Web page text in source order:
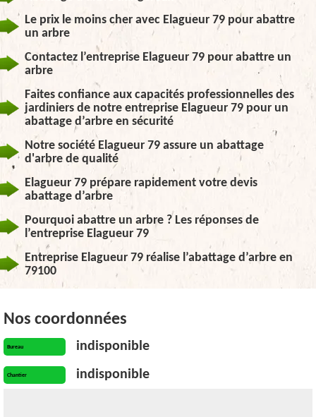
Le prix le moins cher avec Elagueur 79 pour abattre
un arbre
Contactez l’entreprise Elagueur 79 pour abattre un
arbre
Faites confiance aux capacités professionnelles des
jardiniers de notre entreprise Elagueur 79 pour un
abattage d’arbre en sécurité
Notre société Elagueur 79 assure un abattage
d'arbre de qualité
Elagueur 79 prépare rapidement votre devis
abattage d’arbre
Pourquoi abattre un arbre ? Les réponses de
l’entreprise Elagueur 79
Entreprise Elagueur 79 réalise l’abattage d’arbre en
79100
Nos coordonnées
Bureau indisponible
Chantier indisponible